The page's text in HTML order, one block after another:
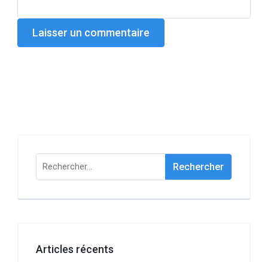
Rechercher :
Articles récents